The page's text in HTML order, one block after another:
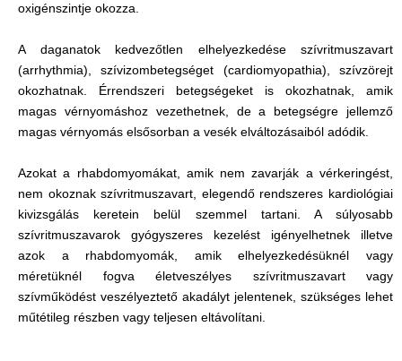
oxigénszintje okozza.
A daganatok kedvezőtlen elhelyezkedése szívritmuszavart
(arrhythmia), szívizombetegséget (cardiomyopathia), szívzörejt
okozhatnak. Érrendszeri betegségeket is okozhatnak, amik
magas vérnyomáshoz vezethetnek, de a betegségre jellemző
magas vérnyomás elsősorban a vesék elváltozásaiból adódik.
Azokat a rhabdomyomákat, amik nem zavarják a vérkeringést,
nem okoznak szívritmuszavart, elegendő rendszeres kardiológiai
kivizsgálás keretein belül szemmel tartani. A súlyosabb
szívritmuszavarok gyógyszeres kezelést igényelhetnek illetve
azok a rhabdomyomák, amik elhelyezkedésüknél vagy
méretüknél fogva életveszélyes szívritmuszavart vagy
szívműködést veszélyeztető akadályt jelentenek, szükséges lehet
műtétileg részben vagy teljesen eltávolítani.